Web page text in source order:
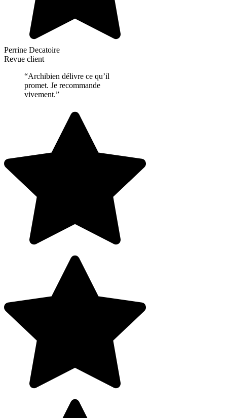
Perrine Decatoire
Revue client
“Archibien délivre ce qu’il
promet. Je recommande
vivement.”